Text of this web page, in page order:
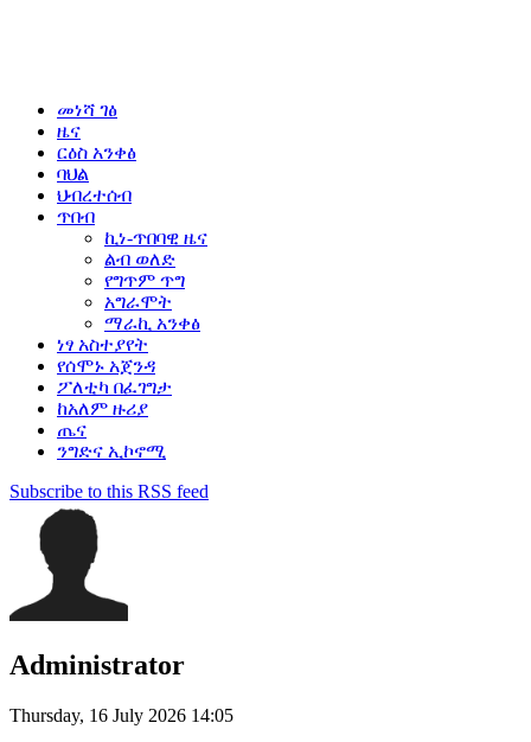
መነሻ ገፅ
ዜና
ርዕስ አንቀፅ
ባህል
ህብረተሰብ
ጥበብ
ኪነ-ጥበባዊ ዜና
ልብ ወለድ
የግጥም ጥግ
አግራሞት
ማራኪ አንቀፅ
ነፃ አስተያየት
የሰሞኑ አጀንዳ
ፖለቲካ በፈገግታ
ከአለም ዙሪያ
ጤና
ንግድና ኢኮኖሚ
Subscribe to this RSS feed
Administrator
Thursday, 16 July 2026 14:05